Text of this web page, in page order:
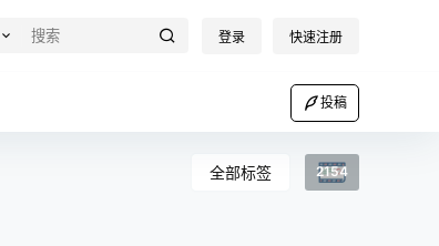
登录 快速注册
投稿
全部标签 2154